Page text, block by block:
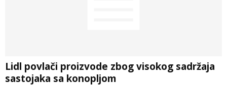
Lidl povlači proizvode zbog visokog sadržaja
sastojaka sa konopljom